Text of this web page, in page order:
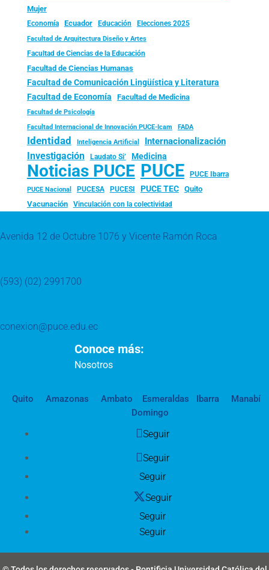
Mujer
Economía Ecuador Educación Elecciones 2025
Facultad de Arquitectura Diseño y Artes
Facultad de Ciencias de la Educación
Facultad de Ciencias Humanas
Facultad de Comunicación Lingüística y Literatura
Facultad de Economía Facultad de Medicina
Facultad de Psicología
Facultad Internacional de Innovación PUCE-Icam FADA
Identidad Inteligencia Artificial Internacionalización
Investigación Laudato Si’ Medicina
Noticias PUCE PUCE PUCE Ibarra
PUCE Nacional PUCESA PUCESI PUCE TEC
Quito
Vacunación
Vinculación con la colectividad
Avenida 12 de Octubre 1076 y Vicente Ramón Roca
(593) (02) 2991700
conexion@puce.edu.ec
Conoce más:
Nosotros
Quito Amazonas Ambato Esmeraldas Ibarra
Manabí
Domingo
Seguir
Seguir
Seguir
Seguir
Seguir
Seguir